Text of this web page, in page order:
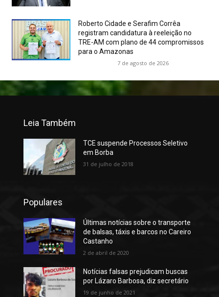
Roberto Cidade e Serafim Corrêa
registram candidatura à reeleição no
TRE-AM com plano de 44 compromissos
para o Amazonas
7 de agosto de 2026
Leia Também
TCE suspende Processos Seletivo
em Borba
31 de julho de 2018
Populares
Últimas notícias sobre o transporte
de balsas, táxis e barcos no Careiro
Castanho
2 de abril de 2020
Notícias falsas prejudicam buscas
por Lázaro Barbosa, diz secretário
19 de junho de 2021